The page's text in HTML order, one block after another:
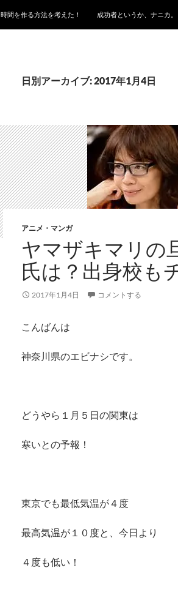
時間を作る方法を考えた！ 成功者というか、ナニカ。
日別アーカイブ: 2017年1月4日
アニメ・マンガ
ヤマザキマリの
氏は？出身校も
2017年1月4日 コメントする
こんばんは
神奈川県のエビナシです。
どうやら１月５日の関東は
寒いとの予報！
東京でも最低気温が４度
最高気温が１０度と、今日より
４度も低い！